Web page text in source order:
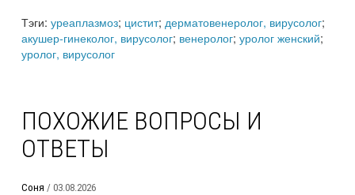
Тэги: уреаплазмоз; цистит; дерматовенеролог, вирусолог;
акушер-гинеколог, вирусолог; венеролог; уролог женский;
уролог, вирусолог
ПОХОЖИЕ ВОПРОСЫ И
ОТВЕТЫ
Соня / 03.08.2026